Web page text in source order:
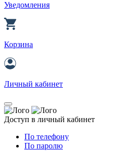
Уведомления
Корзина
Личный кабинет
Доступ в личный кабинет
По телефону
По паролю